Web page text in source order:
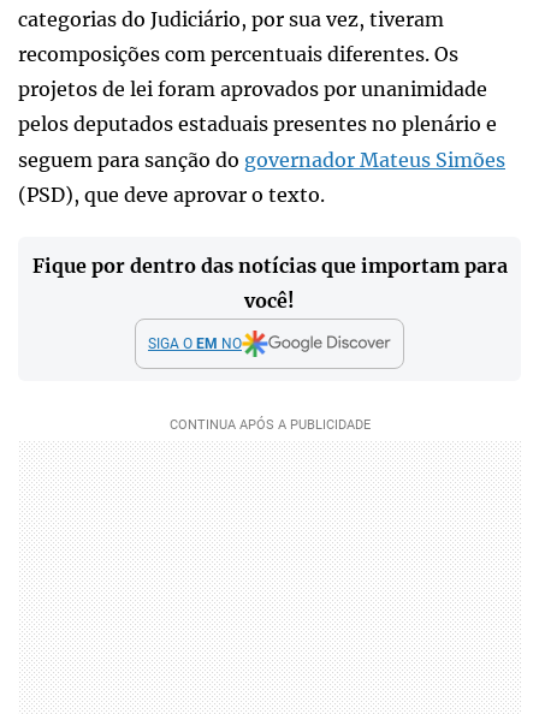
categorias do Judiciário, por sua vez, tiveram
recomposições com percentuais diferentes. Os
projetos de lei foram aprovados por unanimidade
pelos deputados estaduais presentes no plenário e
seguem para sanção do governador Mateus Simões
(PSD), que deve aprovar o texto.
Fique por dentro das notícias que importam para
você!
SIGA O EM NO